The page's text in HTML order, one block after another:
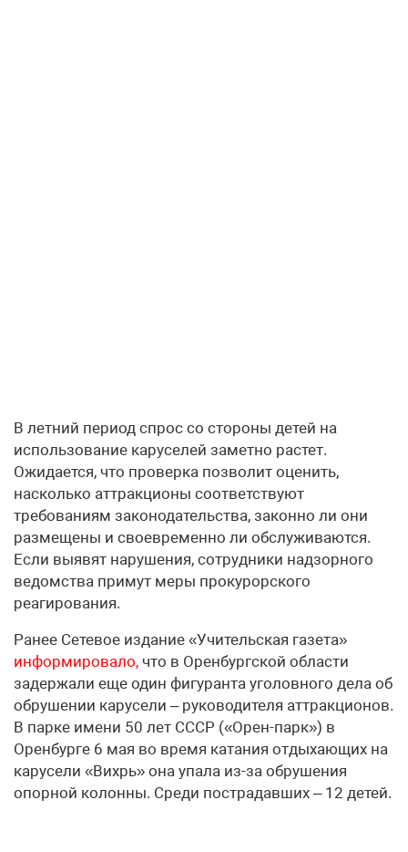
В летний период спрос со стороны детей на
использование каруселей заметно растет.
Ожидается, что проверка позволит оценить,
насколько аттракционы соответствуют
требованиям законодательства, законно ли они
размещены и своевременно ли обслуживаются.
Если выявят нарушения, сотрудники надзорного
ведомства примут меры прокурорского
реагирования.
Ранее Сетевое издание «Учительская газета»
информировало, что в Оренбургской области
задержали еще один фигуранта уголовного дела об
обрушении карусели – руководителя аттракционов.
В парке имени 50 лет СССР («Орен-парк») в
Оренбурге 6 мая во время катания отдыхающих на
карусели «Вихрь» она упала из-за обрушения
опорной колонны. Среди пострадавших – 12 детей.